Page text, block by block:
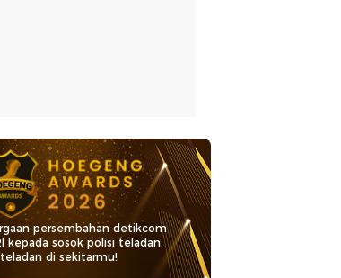
persembahan detikcom
kepada sosok polisi teladan.
di sekitarmu!